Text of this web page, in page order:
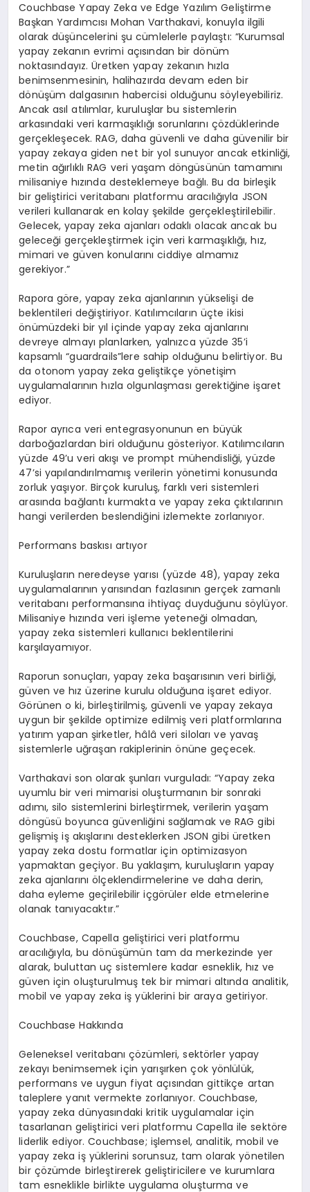
Couchbase Yapay Zeka ve Edge Yazılım Geliştirme
Başkan YardımcısıMohan Varthakavi, konuyla ilgili
olarak düşüncelerini şu cümlelerle paylaştı: “Kurumsal
yapay zekanın evrimi açısından bir dönüm
noktasındayız.Üretken yapay zekanın hızla
benimsenmesinin, halihazırda devam eden bir
dönüşüm dalgasının habercisi olduğunu söyleyebiliriz.
Ancak asıl atılımlar, kuruluşlar bu sistemlerin
arkasındaki veri karmaşıklığı sorunlarını çözdüklerinde
gerçekleşecek. RAG, daha güvenli ve daha güvenilir bir
yapay zekaya giden net bir yol sunuyor ancak etkinliği,
metin ağırlıklıRAG veri yaşam döngüsünün tamamını
milisaniye hızında desteklemeye bağlı. Bu da birleşik
bir geliştirici veritabanı platformu aracılığıyla JSON
verileri kullanarak en kolay şekilde gerçekleştirilebilir.
Gelecek, yapay zeka ajanları odaklıolacak ancak bu
geleceği gerçekleştirmek için veri karmaşıklığı, hız,
mimari ve güven konularınıciddiye almamız
gerekiyor.”
Rapora göre, yapay zeka ajanlarının yükselişi de
beklentileri değiştiriyor. Katılımcıların üçte ikisi
önümüzdeki bir yıl içinde yapay zeka ajanlarını
devreye almayı planlarken, yalnızca yüzde 35’i
kapsamlı “guardrails”lere sahip olduğunu belirtiyor. Bu
da otonom yapay zeka geliştikçe yönetişim
uygulamalarının hızla olgunlaşması gerektiğine işaret
ediyor.
Rapor ayrıca veri entegrasyonunun en büyük
darboğazlardan biri olduğunu gösteriyor. Katılımcıların
yüzde 49’u veri akışı ve prompt mühendisliği, yüzde
47’si yapılandırılmamışverilerin yönetimi konusunda
zorluk yaşıyor. Birçok kuruluş, farklı veri sistemleri
arasında bağlantıkurmakta ve yapay zeka çıktılarının
hangi verilerden beslendiğini izlemekte zorlanıyor.
Performans baskısı artıyor
Kuruluşların neredeyse yarısı (yüzde 48), yapay zeka
uygulamalarının yarısından fazlasının gerçek zamanlı
veritabanı performansına ihtiyaçduyduğunu söylüyor.
Milisaniye hızında veri işleme yeteneği olmadan,
yapay zeka sistemleri kullanıcıbeklentilerini
karşılayamıyor.
Raporun sonuçları, yapay zeka başarısının veri birliği,
güven ve hızüzerine kurulu olduğuna işaret ediyor.
Görünen o ki, birleştirilmiş, güvenli ve yapay zekaya
uygun birşekilde optimize edilmişveri platformlarına
yatırım yapan şirketler, hâlâ veri silolarıve yavaş
sistemlerle uğraşan rakiplerininönüne geçecek.
Varthakavi son olarak şunları vurguladı:“Yapay zeka
uyumlu bir veri mimarisi oluşturmanın bir sonraki
adımı, silo sistemlerini birleştirmek, verilerin yaşam
döngüsüboyunca güvenliğini sağlamak ve RAG gibi
gelişmişiş akışlarınıdesteklerken JSON gibi üretken
yapay zeka dostu formatlar için optimizasyon
yapmaktan geçiyor. Bu yaklaşım, kuruluşların yapay
zeka ajanlarını ölçeklendirmelerine ve daha derin,
daha eyleme geçirilebilir içgörüler elde etmelerine
olanak tanıyacaktır.”
Couchbase, Capella geliştirici veri platformu
aracılığıyla, bu dönüşümün tam da merkezinde yer
alarak, buluttan uçsistemlere kadar esneklik, hız ve
güven için oluşturulmuş tek bir mimari altında analitik,
mobil ve yapay zeka işyüklerini bir araya getiriyor.
Couchbase Hakkında
Geleneksel veritabanı çözümleri, sektörler yapay
zekayıbenimsemek için yarışırkençok yönlülük,
performans ve uygun fiyat açısından gittikçe artan
taleplere yanıt vermekte zorlanıyor. Couchbase,
yapay zeka dünyasındaki kritik uygulamalar için
tasarlanan geliştirici veri platformu Capella ile sektöre
liderlik ediyor. Couchbase; işlemsel, analitik, mobil ve
yapay zeka iş yüklerini sorunsuz, tam olarak yönetilen
bir çözümde birleştirerek geliştiricilere ve kurumlara
tam esneklikle birlikte uygulama oluşturma ve